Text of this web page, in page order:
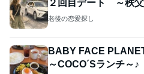
２回目デート ～秩父
老後の恋愛探し
BABY FACE
～COCO´Sランチ～♪